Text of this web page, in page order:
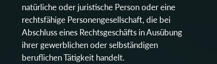
natürliche oder juristische Person oder eine
rechtsfähige Personengesellschaft, die bei
Abschluss eines Rechtsgeschäfts in Ausübung
ihrer gewerblichen oder selbständigen
beruflichen Tätigkeit handelt.